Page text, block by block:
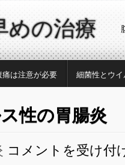
めの治療
痛は注意が必要 細菌性とウ
性の胃腸炎
細
コメントを受け付